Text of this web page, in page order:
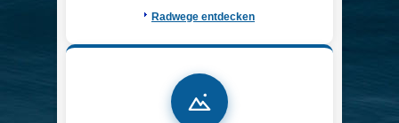
Radwege entdecken